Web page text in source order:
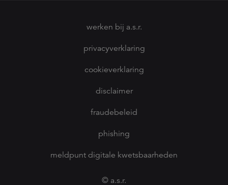
werken bij a.s.r.
privacyverklaring
cookieverklaring
disclaimer
fraudebeleid
phishing
meldpunt digitale kwetsbaarheden
© a.s.r.